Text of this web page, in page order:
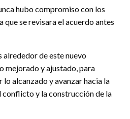
hubo compromiso con los
se revisara el acuerdo antes
alrededor de este nuevo
mejorado y ajustado, para
alcanzado y avanzar hacia la
y la construcción de la